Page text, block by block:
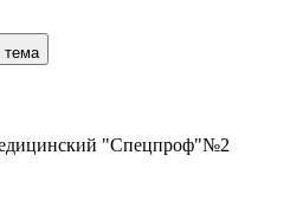
тема
"Спецпроф"№2